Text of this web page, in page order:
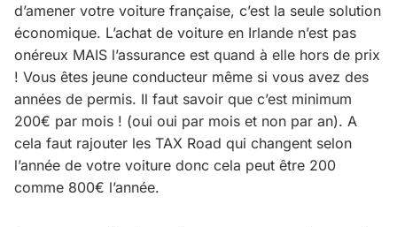
d’amener votre voiture française, c’est la seule solution
économique. L’achat de voiture en Irlande n’est pas
onéreux MAIS l’assurance est quand à elle hors de prix
! Vous êtes jeune conducteur même si vous avez des
années de permis. Il faut savoir que c’est minimum
200€ par mois ! (oui oui par mois et non par an). A
cela faut rajouter les TAX Road qui changent selon
l’année de votre voiture donc cela peut être 200
comme 800€ l’année.